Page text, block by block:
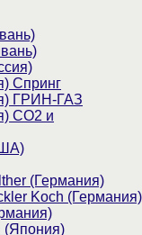
Спринг
ГРИН-ГАЗ
CO2 и
(Германия)
Koch (Германия)
(Япония)